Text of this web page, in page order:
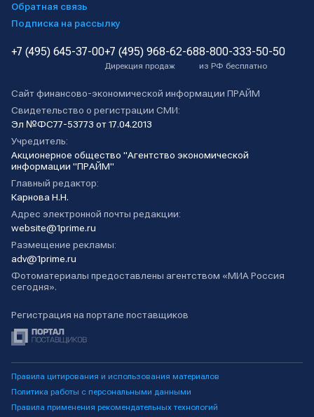
Обратная связь
Подписка на рассылку
+7 (495) 645-37-00+7 (495) 968-62-68
Дирекция продаж
8-800-333-50-50
из РФ бесплатно
Сайт финансово-экономической информации ПРАЙМ
Свидетельство о регистрации СМИ:
Эл №ФС77-53773 от 17.04.2013
Учредитель:
Акционерное общество "Агентство экономической
информации "ПРАЙМ"
Главный редактор:
Карнова Н.Н.
Адрес электронной почты редакции:
website@1prime.ru
Размещение рекламы:
adv@1prime.ru
Фотоматериалы предоставлены агентством «МИА Россия
сегодня».
Регистрация на портале поставщиков
Правила цитирования и использования материалов
Политика работы с персональными данными
Правила применения рекомендательных технологий